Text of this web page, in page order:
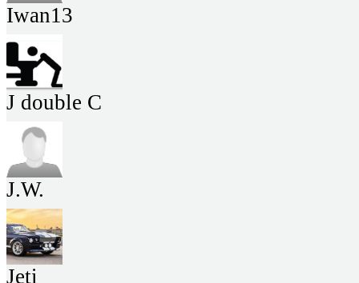
Iwan13
J double C
J.W.
Jeti